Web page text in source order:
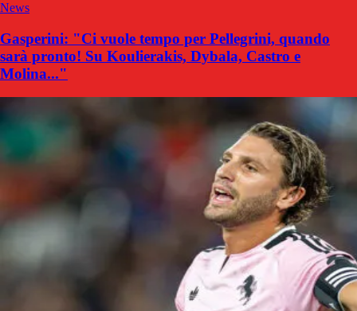
News
Gasperini: "Ci vuole tempo per Pellegrini, quando
sarà pronto! Su Koulierakis, Dybala, Castro e
Molina..."